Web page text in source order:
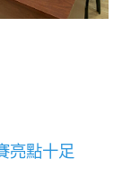
亮點十足